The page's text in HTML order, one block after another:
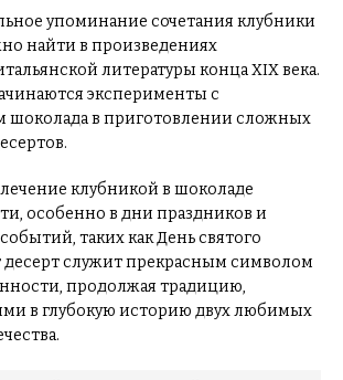
упоминание сочетания клубники
найти в произведениях
литературы конца XIX века.
эксперименты с
шоколада в приготовлении сложных
клубникой в шоколаде
особенно в дни праздников и
таких как День святого
десерт служит прекрасным символом
продолжая традицию,
в глубокую историю двух любимых